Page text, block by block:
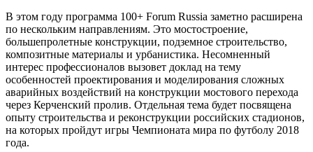
В этом году программа 100+ Forum Russia заметно расширена
по нескольким направлениям. Это мостостроение,
большепролетные конструкции, подземное строительство,
композитные материалы и урбанистика. Несомненный
интерес профессионалов вызовет доклад на тему
особенностей проектирования и моделирования сложных
аварийных воздействий на конструкции мостового перехода
через Керченский пролив. Отдельная тема будет посвящена
опыту строительства и реконструкции российских стадионов,
на которых пройдут игры Чемпионата мира по футболу 2018
года.